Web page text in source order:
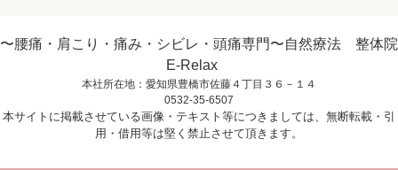
〜腰痛・肩こり・痛み・シビレ・頭痛専門〜自然療法 整体院
E-Relax
本社所在地：愛知県豊橋市佐藤４丁目３６－１４
0532-35-6507
本サイトに掲載させている画像・テキスト等につきましては、無断転載・引
用・借用等は堅く禁止させて頂きます。